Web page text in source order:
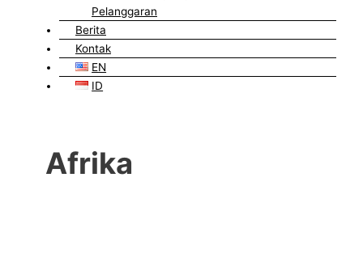
Pelanggaran
Berita
Kontak
EN
ID
Afrika